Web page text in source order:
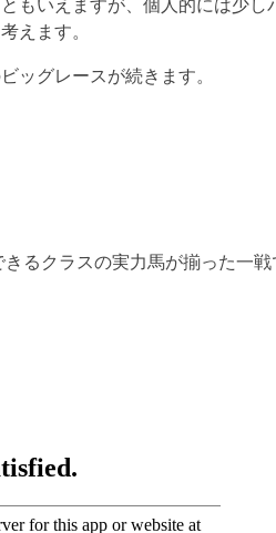
もいえますが、個人的には少し
えます。
ッグレースが続きます。
るクラスの実力馬が揃った一